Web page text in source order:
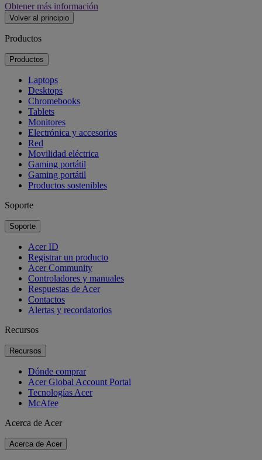
Obtener más información
Volver al principio
Productos
Productos
Laptops
Desktops
Chromebooks
Tablets
Monitores
Electrónica y accesorios
Red
Movilidad eléctrica
Gaming portátil
Gaming portátil
Productos sostenibles
Soporte
Soporte
Acer ID
Registrar un producto
Acer Community
Controladores y manuales
Respuestas de Acer
Contactos
Alertas y recordatorios
Recursos
Recursos
Dónde comprar
Acer Global Account Portal
Tecnologías Acer
McAfee
Acerca de Acer
Acerca de Acer